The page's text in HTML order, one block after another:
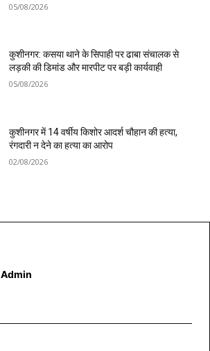
05/08/2026
कुशीनगर: कसया थाने के सिपाही पर ढाबा संचालक से
लड़की की डिमांड और मारपीट पर बड़ी कार्यवाही
05/08/2026
कुशीनगर में 14 वर्षीय किशोर आदर्श चौहान की हत्या,
रंगदारी न देने का हत्या का आरोप
02/08/2026
Admin